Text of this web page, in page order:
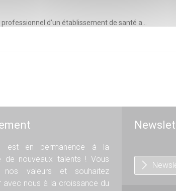
d’un établissement de santé a...
est en permanence à la
de nouveaux talents ! Vous
nos valeurs et souhaitez
avec nous à la croissance du